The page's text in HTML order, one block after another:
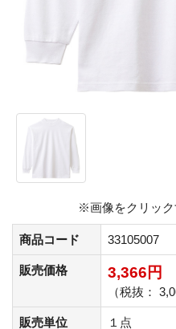
※画像をクリック
商品コード 33105007
販売価格 3,366円
（税抜：
販売単位 １点